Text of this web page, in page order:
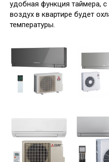
удобная функция таймера,
воздух в квартире будет
температуры.